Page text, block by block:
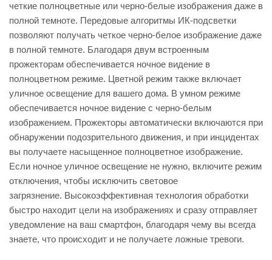
четкие полноцветные или черно-белые изображения даже в
полной темноте. Передовые алгоритмы ИК-подсветки
позволяют получать четкое черно-белое изображение даже
в полной темноте. Благодаря двум встроенным
прожекторам обеспечивается ночное видение в
полноцветном режиме. Цветной режим также включает
уличное освещение для вашего дома. В умном режиме
обеспечивается ночное видение с черно-белым
изображением. Прожекторы автоматически включаются при
обнаружении подозрительного движения, и при инцидентах
вы получаете насыщенное полноцветное изображение.
Если ночное уличное освещение не нужно, включите режим
отключения, чтобы исключить световое
загрязнение. Высокоэффективная технология обработки
быстро находит цели на изображениях и сразу отправляет
уведомление на ваш смартфон, благодаря чему вы всегда
знаете, что происходит и не получаете ложные тревоги.